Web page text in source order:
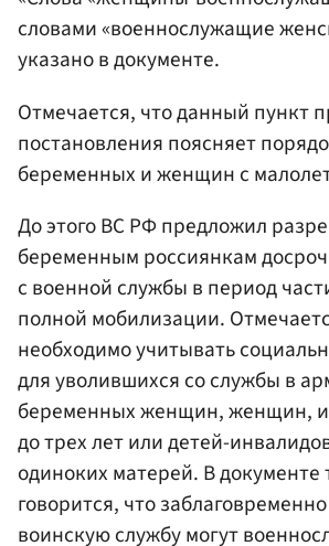
словами «военнослужащие
указано в документе.
Отмечается, что данный пункт
постановления поясняет
беременных и женщин с
До этого ВС РФ предложил
беременным россиянкам
с военной службы в период
полной мобилизации.
необходимо учитывать
для уволившихся со службы в
беременных женщин, женщин,
до трех лет или детей-
одиноких матерей. В документе
говорится, что
воинскую службу могут